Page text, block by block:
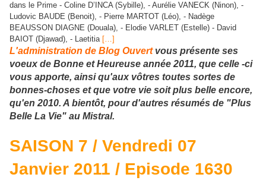
dans le Prime - Coline D’INCA (Sybille), - Aurélie VANECK (Ninon), -
Ludovic BAUDE (Benoit), - Pierre MARTOT (Léo), - Nadège
BEAUSSON DIAGNE (Douala), - Elodie VARLET (Estelle) - David
BAIOT (Djawad), - Laetitia […]
L'administration de Blog Ouvertvous présente ses
voeux de Bonne et Heureuse année 2011, que celle -ci
vous apporte, ainsi qu'aux vôtres toutes sortes de
bonnes-choses et que votre vie soit plus belle encore,
qu'en 2010. A bientôt, pour d'autres résumés de "Plus
Belle La Vie" au Mistral.
SAISON 7 / Vendredi 07
Janvier 2011 / Episode 1630